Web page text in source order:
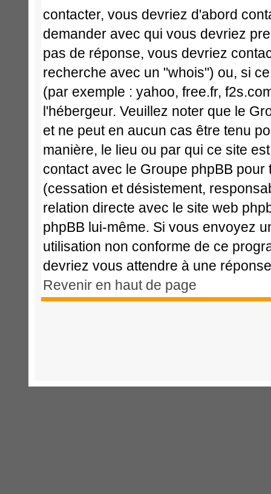
contacter, vous devriez d'abord
demander avec qui vous devriez
pas de réponse, vous devriez
recherche avec un "whois") ou, si
(par exemple : yahoo, free.fr,
l'hébergeur. Veuillez noter que le
et ne peut en aucun cas être tenu
manière, le lieu ou par qui ce site
contact avec le Groupe phpBB
(cessation et désistement,
relation directe avec le site web
phpBB lui-même. Si vous envoyez
utilisation non conforme de ce
devriez vous attendre à une
Revenir en haut de page